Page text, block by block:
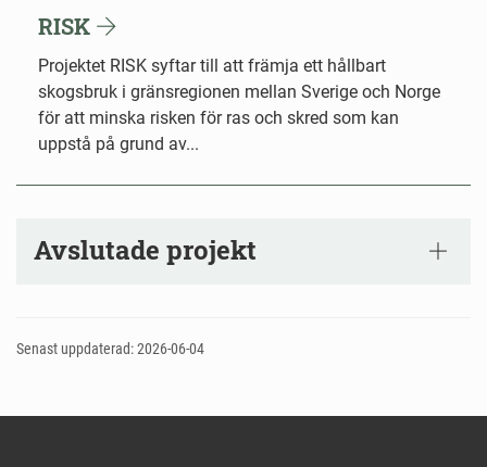
RISK
Projektet RISK syftar till att främja ett hållbart
skogsbruk i gränsregionen mellan Sverige och Norge
för att minska risken för ras och skred som kan
uppstå på grund av...
Avslutade projekt
Senast uppdaterad: 2026-06-04